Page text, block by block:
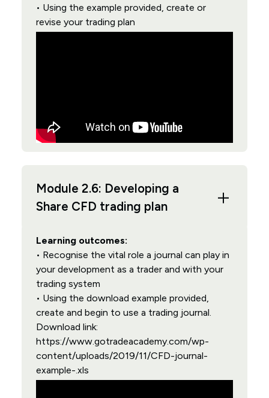
• Using the example provided, create or
revise your trading plan
Module 2.6: Developing a
Share CFD trading plan
Learning outcomes:
• Recognise the vital role a journal can play in
your development as a trader and with your
trading system
• Using the download example provided,
create and begin to use a trading journal.
Download link:
https://www.gotradeacademy.com/wp-
content/uploads/2019/11/CFD-journal-
example-.xls